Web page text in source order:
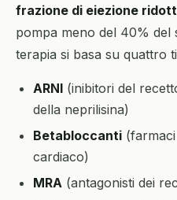
frazione di eiezione
pompa meno del 40% del
terapia si basa su quattro
ARNI (inibitori del
della neprilisina)
Betabloccanti
cardiaco)
MRA (antagonisti dei